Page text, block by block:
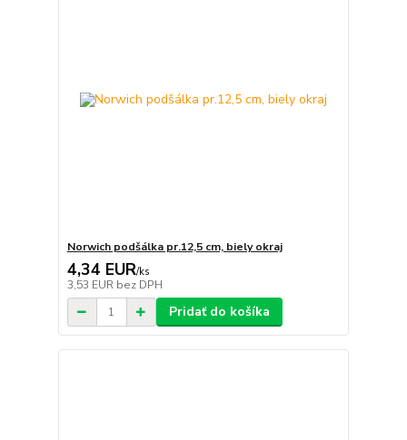
Norwich podšálka pr.12,5 cm, biely okraj
4,34 EUR/ks
3,53 EUR bez DPH
Pridať do košíka